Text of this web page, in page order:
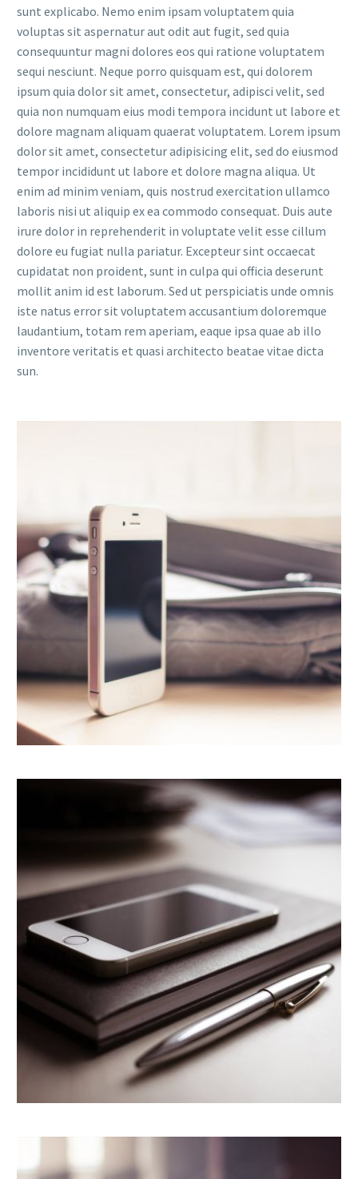
sunt explicabo. Nemo enim ipsam voluptatem quia
voluptas sit aspernatur aut odit aut fugit, sed quia
consequuntur magni dolores eos qui ratione voluptatem
sequi nesciunt. Neque porro quisquam est, qui dolorem
ipsum quia dolor sit amet, consectetur, adipisci velit, sed
quia non numquam eius modi tempora incidunt ut labore et
dolore magnam aliquam quaerat voluptatem. Lorem ipsum
dolor sit amet, consectetur adipisicing elit, sed do eiusmod
tempor incididunt ut labore et dolore magna aliqua. Ut
enim ad minim veniam, quis nostrud exercitation ullamco
laboris nisi ut aliquip ex ea commodo consequat. Duis aute
irure dolor in reprehenderit in voluptate velit esse cillum
dolore eu fugiat nulla pariatur. Excepteur sint occaecat
cupidatat non proident, sunt in culpa qui officia deserunt
mollit anim id est laborum. Sed ut perspiciatis unde omnis
iste natus error sit voluptatem accusantium doloremque
laudantium, totam rem aperiam, eaque ipsa quae ab illo
inventore veritatis et quasi architecto beatae vitae dicta
sun.